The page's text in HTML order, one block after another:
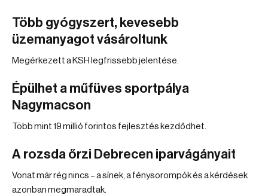
Több gyógyszert, kevesebb
üzemanyagot vásároltunk
Megérkezett a KSH legfrissebb jelentése.
Épülhet a műfüves sportpálya
Nagymacson
Több mint 19 millió forintos fejlesztés kezdődhet.
A rozsda őrzi Debrecen iparvágányait
Vonat már rég nincs – a sínek, a fénysorompók és a kérdések
azonban megmaradtak.